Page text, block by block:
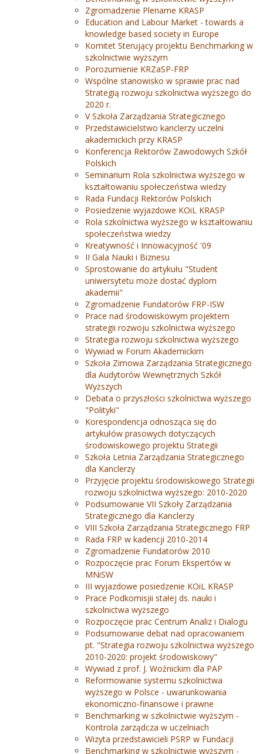
Zgromadzenie Plenarne KRASP
Education and Labour Market - towards a
knowledge based society in Europe
Komitet Sterujący projektu Benchmarking w
szkolnictwie wyższym
Porozumienie KRZaSP-FRP
Wspólne stanowisko w sprawie prac nad
Strategią rozwoju szkolnictwa wyższego do
2020 r.
V Szkoła Zarządzania Strategicznego
Przedstawicielstwo kanclerzy uczelni
akademickich przy KRASP
Konferencja Rektorów Zawodowych Szkół
Polskich
Seminarium Rola szkolnictwa wyższego w
kształtowaniu społeczeństwa wiedzy
Rada Fundacji Rektorów Polskich
Posiedzenie wyjazdowe KOiL KRASP
Rola szkolnictwa wyższego w kształtowaniu
społeczeństwa wiedzy
Kreatywność i Innowacyjność '09
II Gala Nauki i Biznesu
Sprostowanie do artykułu "Student
uniwersytetu może dostać dyplom
akademii"
Zgromadzenie Fundatorów FRP-ISW
Prace nad środowiskowym projektem
strategii rozwoju szkolnictwa wyższego
Strategia rozwoju szkolnictwa wyższego
Wywiad w Forum Akademickim
Szkoła Zimowa Zarządzania Strategicznego
dla Audytorów Wewnętrznych Szkół
Wyższych
Debata o przyszłości szkolnictwa wyższego
"Polityki"
Korespondencja odnosząca się do
artykułów prasowych dotyczących
środowiskowego projektu Strategii
Szkoła Letnia Zarządzania Strategicznego
dla Kanclerzy
Przyjęcie projektu środowiskowego Strategii
rozwoju szkolnictwa wyższego: 2010-2020
Podsumowanie VII Szkoły Zarządzania
Strategicznego dla Kanclerzy
VIII Szkoła Zarządzania Strategicznego FRP
Rada FRP w kadencji 2010-2014
Zgromadzenie Fundatorów 2010
Rozpoczęcie prac Forum Ekspertów w
MNiSW
III wyjazdowe posiedzenie KOiL KRASP
Prace Podkomisjii stałej ds. nauki i
szkolnictwa wyższego
Rozpoczęcie prac Centrum Analiz i Dialogu
Podsumowanie debat nad opracowaniem
pt. "Strategia rozwoju szkolnictwa wyższego
2010-2020: projekt środowiskowy"
Wywiad z prof. J. Woźnickim dla PAP
Reformowanie systemu szkolnictwa
wyższego w Polsce - uwarunkowania
ekonomiczno-finansowe i prawne
Benchmarking w szkolnictwie wyższym -
Kontrola zarządcza w uczelniach
Wizyta przedstawicieli PSRP w Fundacji
Benchmarking w szkolnictwie wyższym -